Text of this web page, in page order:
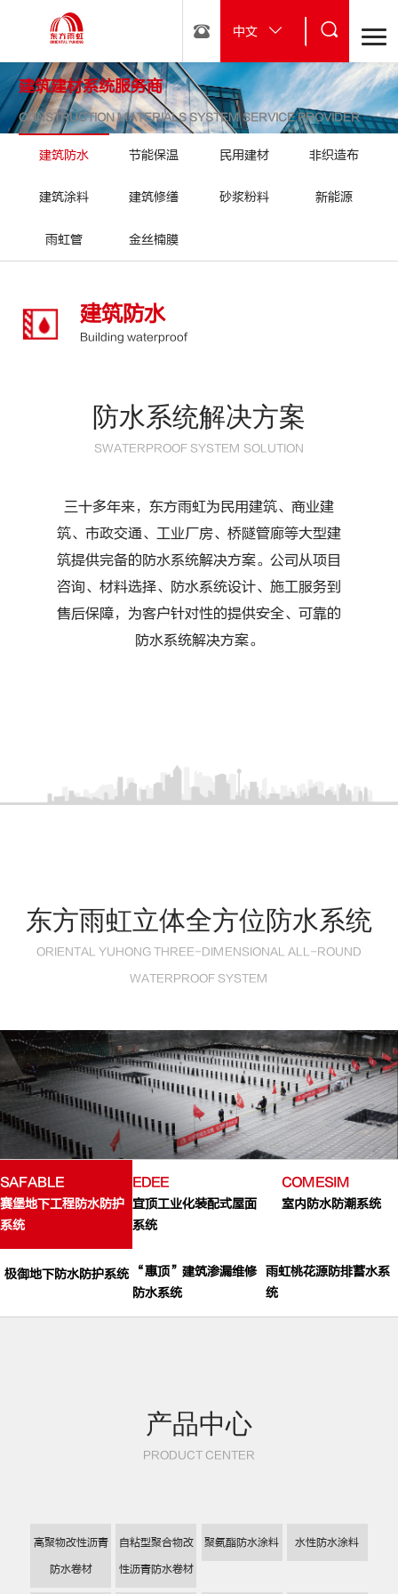
中文
建筑建材系统服务商
CONSTRUCTION MATERIALS SYSTEM SERVICE PROVIDER
建筑防水 节能保温 民用建材 非织造布
建筑涂料 建筑修缮 砂浆粉料 新能源
雨虹管 金丝楠膜
建筑防水
Building waterproof
防水系统解决方案
SWATERPROOF SYSTEM SOLUTION
三十多年来，东方雨虹为民用建筑、商业建
筑、市政交通、工业厂房、桥隧管廊等大型建
筑提供完备的防水系统解决方案。公司从项目
咨询、材料选择、防水系统设计、施工服务到
售后保障，为客户针对性的提供安全、可靠的
防水系统解决方案。
东方雨虹立体全方位防水系统
ORIENTAL YUHONG THREE-DIMENSIONAL ALL-ROUND
WATERPROOF SYSTEM
SAFABLE
赛堡地下工程防水防护
系统
EDEE
宜顶工业化装配式屋面
系统
COMESIM
室内防水防潮系统
极御地下防水防护系统
“惠顶”建筑渗漏维修
防水系统
雨虹桃花源防排蓄水系
统
产品中心
PRODUCT CENTER
高聚物改性沥青
防水卷材
自粘型聚合物改
性沥青防水卷材
聚氨酯防水涂料 水性防水涂料